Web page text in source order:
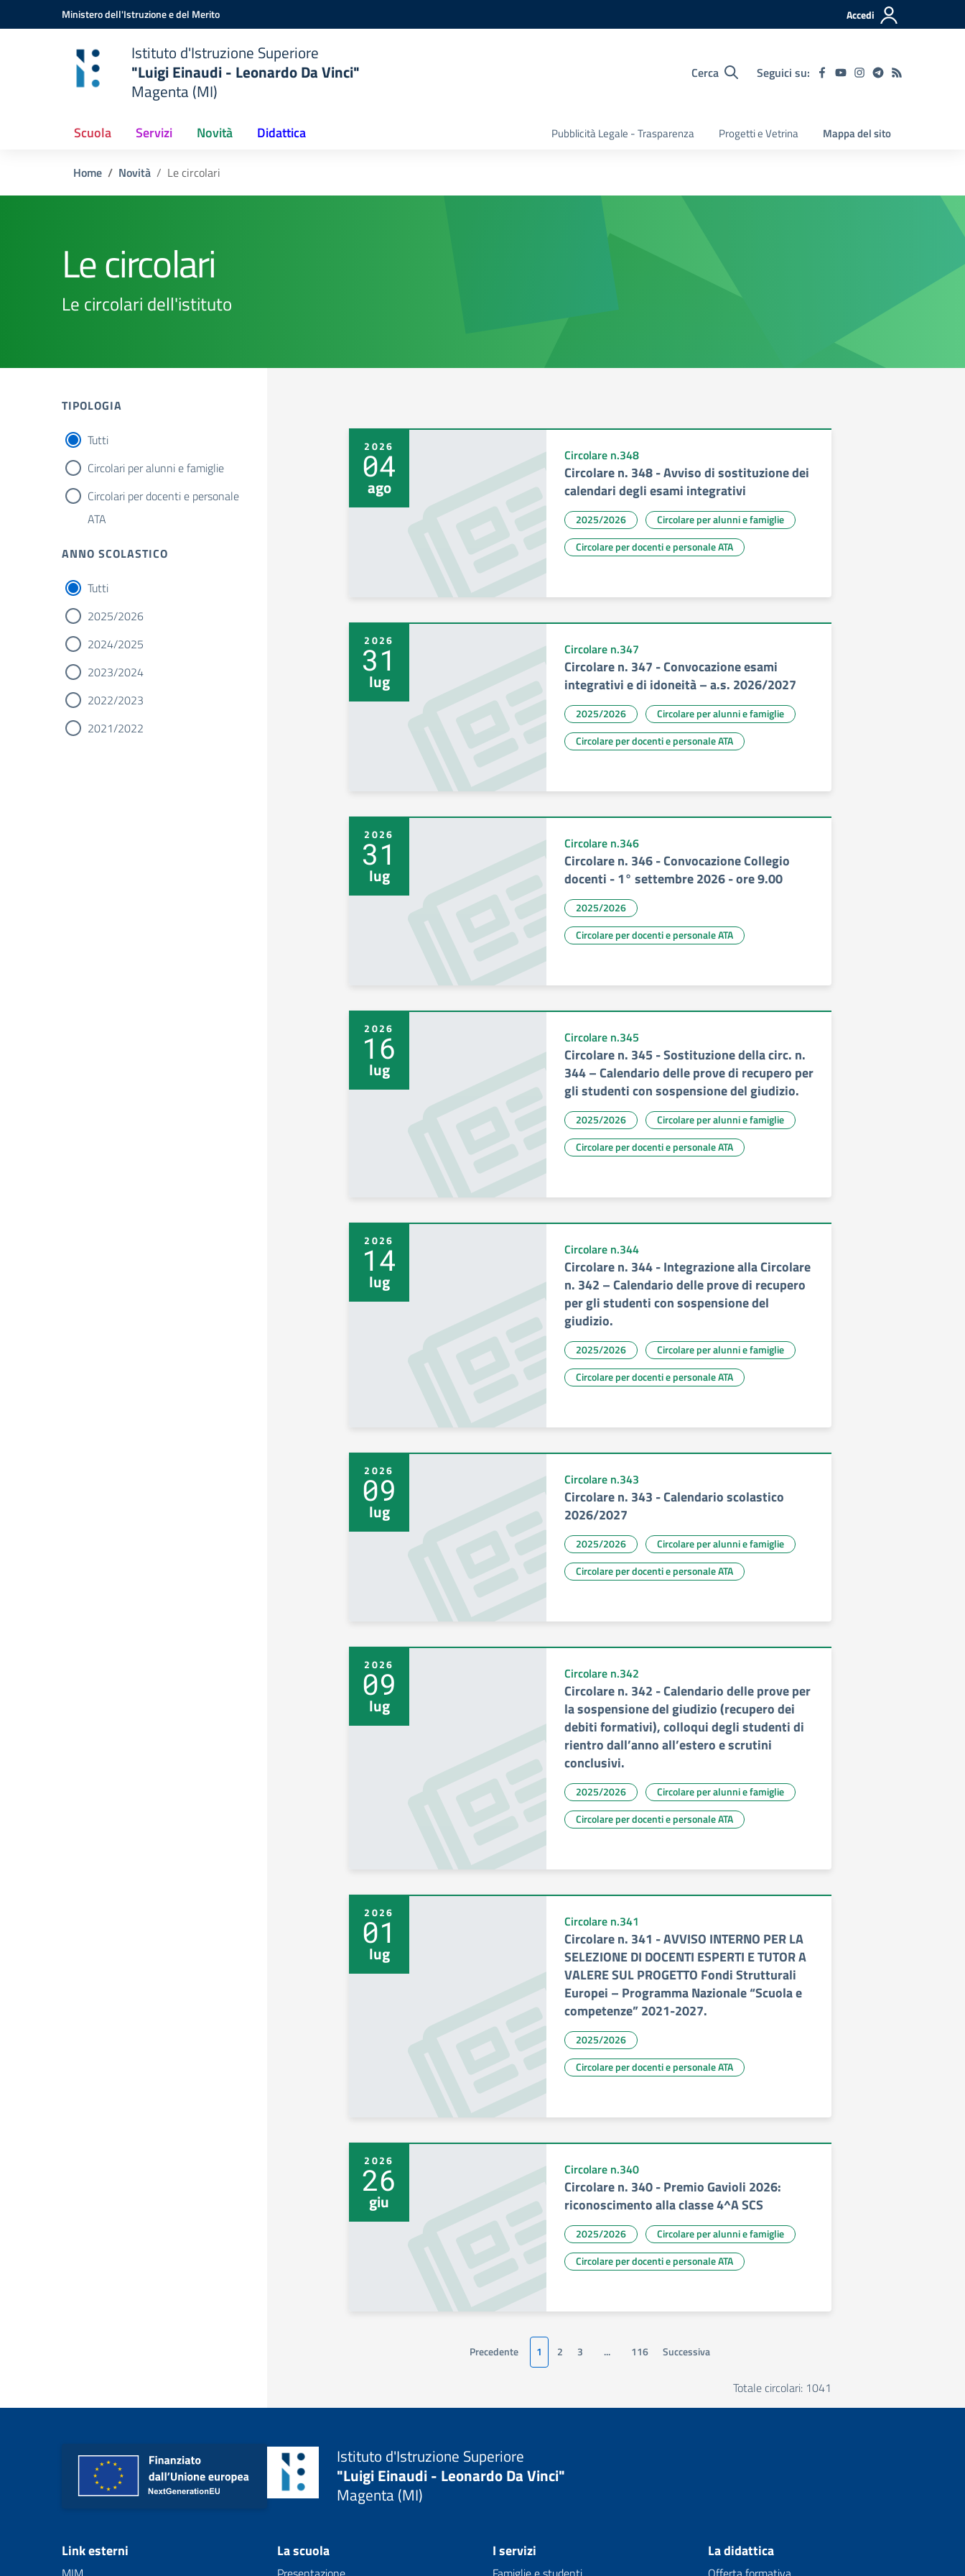
Vai ai contenuti
Vai al menu di navigazioneMinistero dell'Istruzione e del Merito Accedi
Istituto d'Istruzione Superiore
"Luigi Einaudi - Leonardo Da Vinci"
Magenta (MI)
Cerca Seguici su:
Scuola Servizi Novità Didattica Pubblicità Legale - Trasparenza Progetti e Vetrina Mappa del sito
Home Novità Le circolari
Le circolari
Le circolari dell'istituto
TIPOLOGIA
Tutti
Circolari per alunni e famiglie
Circolari per docenti e personale
ATA
ANNO SCOLASTICO
Tutti
2025/2026
2024/2025
2023/2024
2022/2023
2021/2022
2026
04
ago
Circolare n.348
Circolare n. 348 - Avviso di sostituzione dei
calendari degli esami integrativi
2025/2026
Circolare per alunni e famiglie
Circolare per docenti e personale ATA
2026
31
lug
Circolare n.347
Circolare n. 347 - Convocazione esami
integrativi e di idoneità – a.s. 2026/2027
2025/2026
Circolare per alunni e famiglie
Circolare per docenti e personale ATA
2026
31
lug
Circolare n.346
Circolare n. 346 - Convocazione Collegio
docenti - 1° settembre 2026 - ore 9.00
2025/2026
Circolare per docenti e personale ATA
2026
16
lug
Circolare n.345
Circolare n. 345 - Sostituzione della circ. n.
344 – Calendario delle prove di recupero per
gli studenti con sospensione del giudizio.
2025/2026
Circolare per alunni e famiglie
Circolare per docenti e personale ATA
2026
14
lug
Circolare n.344
Circolare n. 344 - Integrazione alla Circolare
n. 342 – Calendario delle prove di recupero
per gli studenti con sospensione del
giudizio.
2025/2026
Circolare per alunni e famiglie
Circolare per docenti e personale ATA
2026
09
lug
Circolare n.343
Circolare n. 343 - Calendario scolastico
2026/2027
2025/2026
Circolare per alunni e famiglie
Circolare per docenti e personale ATA
2026
09
lug
Circolare n.342
Circolare n. 342 - Calendario delle prove per
la sospensione del giudizio (recupero dei
debiti formativi), colloqui degli studenti di
rientro dall’anno all’estero e scrutini
conclusivi.
2025/2026
Circolare per alunni e famiglie
Circolare per docenti e personale ATA
2026
01
lug
Circolare n.341
Circolare n. 341 - AVVISO INTERNO PER LA
SELEZIONE DI DOCENTI ESPERTI E TUTOR A
VALERE SUL PROGETTO Fondi Strutturali
Europei – Programma Nazionale “Scuola e
competenze” 2021-2027.
2025/2026
Circolare per docenti e personale ATA
2026
26
giu
Circolare n.340
Circolare n. 340 - Premio Gavioli 2026:
riconoscimento alla classe 4^A SCS
2025/2026
Circolare per alunni e famiglie
Circolare per docenti e personale ATA
Precedente 1 2 3 ... 116 Successiva
Totale circolari: 1041
Istituto d'Istruzione Superiore
"Luigi Einaudi - Leonardo Da Vinci"
Magenta (MI)
Link esterni La scuola I servizi La didattica